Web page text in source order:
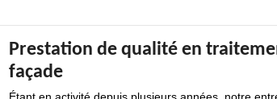
Prestation de qualité en
façade
Étant en activité depuis plusieurs années, notre